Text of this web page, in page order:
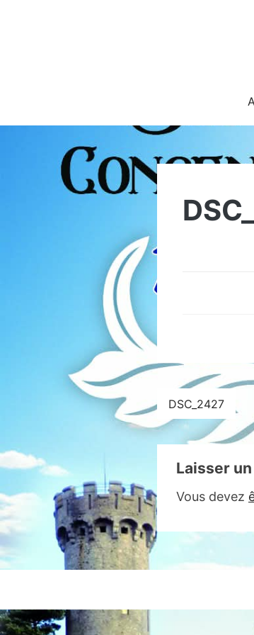
Navigation
de
l’article
DSC_2427
Laisser
Vous devez